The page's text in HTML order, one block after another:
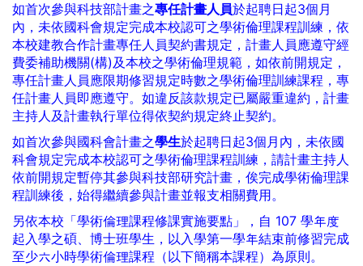
如首次參與科技部計畫之專任計畫人員於起聘日起3個月
內，未依國科會規定完成本校認可之學術倫理課程訓練，依
本校建教合作計畫專任人員契約書規定，計畫人員應遵守經
費委補助機關(構)及本校之學術倫理規範，如依前開規定，
專任計畫人員應限期修習規定時數之學術倫理訓練課程，專
任計畫人員即應遵守。如違反該款規定已屬嚴重違約，計畫
主持人及計畫執行單位得依契約規定終止契約。
如首次參與國科會計畫之學生於起聘日起3個月內，未依國
科會規定完成本校認可之學術倫理課程訓練，請計畫主持人
依前開規定暫停其參與科技部研究計畫，俟完成學術倫理課
程訓練後，始得繼續參與計畫並報支相關費用。
另依本校「學術倫理課程修課實施要點」，自 107 學年度
起入學之碩、博士班學生，以入學第一學年結束前修習完成
至少六小時學術倫理課程（以下簡稱本課程）為原則。